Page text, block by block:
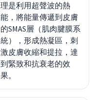
理是利用超聲波的熱
能，將能量傳遞到皮膚
的SMAS層（肌肉腱膜系
統），形成熱凝區，刺
激皮膚收縮和提拉，達
到緊致和抗衰老的效
果。